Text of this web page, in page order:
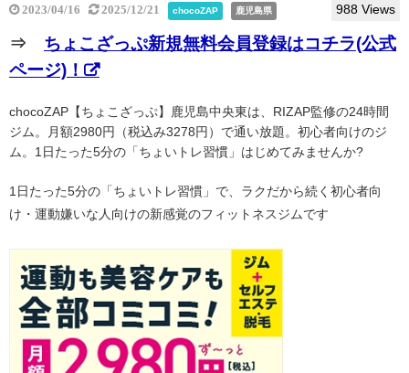
2023/04/16 2025/12/21 chocoZAP 鹿児島県 988 Views
⇒ ちょこざっぷ新規無料会員登録はコチラ(公式
ページ)！
chocoZAP【ちょこざっぷ】鹿児島中央東は、RIZAP監修の24時間
ジム。月額2980円（税込み3278円）で通い放題。初心者向けのジ
ム。1日たった5分の「ちょいトレ習慣」はじめてみませんか?
1日たった5分の「ちょいトレ習慣」で、ラクだから続く初心者向
け・運動嫌いな人向けの新感覚のフィットネスジムです